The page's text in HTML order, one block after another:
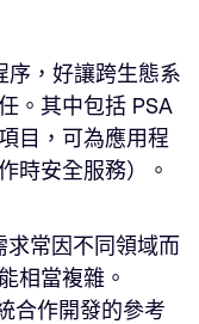
序，好讓跨生態系
。其中包括 PSA
目，可為應用程
時安全服務）。
求常因不同領域而
相當複雜。
合作開發的參考